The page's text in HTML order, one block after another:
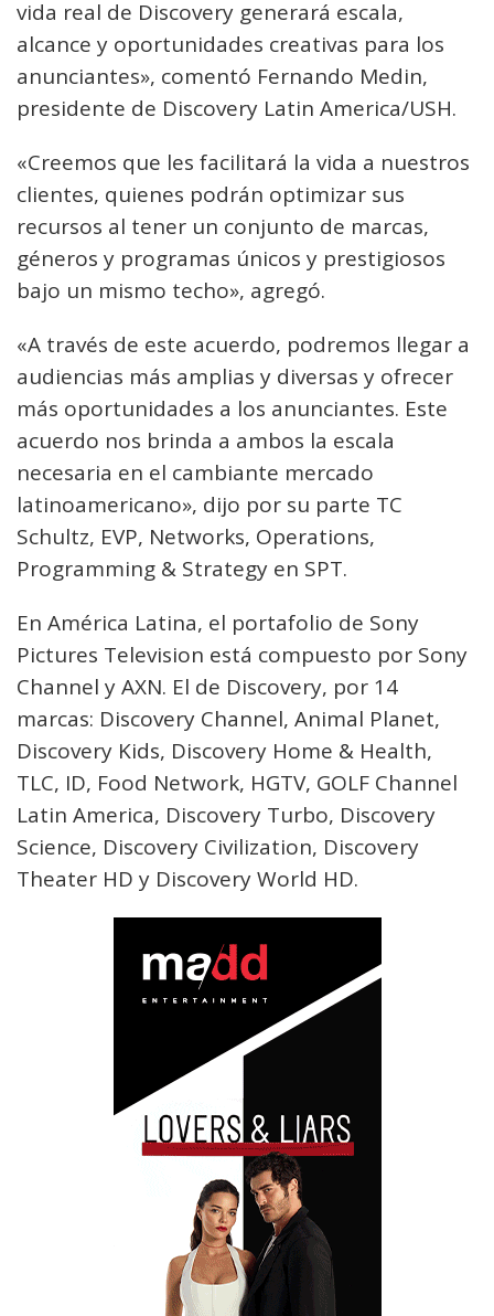
vida real de Discovery generará escala,
alcance y oportunidades creativas para los
anunciantes», comentó Fernando Medin,
presidente de Discovery Latin America/USH.
«Creemos que les facilitará la vida a nuestros
clientes, quienes podrán optimizar sus
recursos al tener un conjunto de marcas,
géneros y programas únicos y prestigiosos
bajo un mismo techo», agregó.
«A través de este acuerdo, podremos llegar a
audiencias más amplias y diversas y ofrecer
más oportunidades a los anunciantes. Este
acuerdo nos brinda a ambos la escala
necesaria en el cambiante mercado
latinoamericano», dijo por su parte TC
Schultz, EVP, Networks, Operations,
Programming & Strategy en SPT.
En América Latina, el portafolio de Sony
Pictures Television está compuesto por Sony
Channel y AXN. El de Discovery, por 14
marcas: Discovery Channel, Animal Planet,
Discovery Kids, Discovery Home & Health,
TLC, ID, Food Network, HGTV, GOLF Channel
Latin America, Discovery Turbo, Discovery
Science, Discovery Civilization, Discovery
Theater HD y Discovery World HD.